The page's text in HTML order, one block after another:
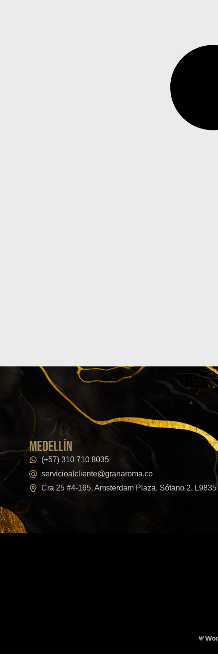
medellín
(+57) 310 710 8035
servicioalcliente@granaroma.co
Cra 25 #4-165, Amsterdam Plaza, Sótano 2, L9835